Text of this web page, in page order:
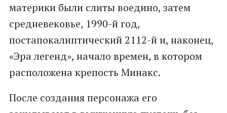
материки были слиты воедино, затем
средневековье, 1990-й год,
постапокалиптический 2112-й и, наконец,
«Эра легенд», начало времен, в котором
расположена крепость Минакс.
После создания персонажа его